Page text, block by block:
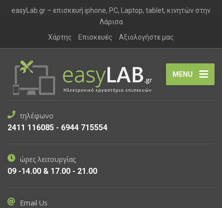
easyLab.gr – επισκευή iphone, PC, Laptop, tablet, κινητών στην
Λάρισα
Χάρτης
Επισκευές Αξιολογήστε μας
MENU
τηλέφωνο
2411 116085 - 6944 715554
ώρες λειτουργίας
09 -14.00 & 17.00 - 21.00
Email Us